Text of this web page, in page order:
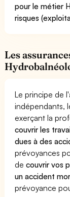
pour le métier
risques
Les
Le principe de
indépendants,
exerçant la
couvrir les
dues à des
prévoyances
decouvrir vos
un accident
prévoyance